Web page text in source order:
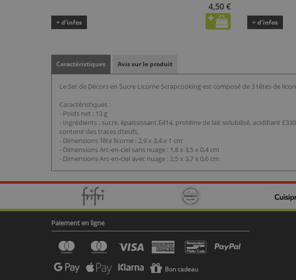
4,50 €
+ d’infos + d’infos
Caractéristiques Avis sur le produit
Le Set de Décors en Sucre Licorne Scrapcooking est composé de 3 têtes de
Caractéristiques :
- Poids net : 13 g
- Ingrédients : sucre, épaississant E414, protéine de lait solubilisé, acidifiant
contenir des traces d’œufs.
- Dimensions Tête licorne : 2,9 x 3,4 x 1 cm
- Dimensions Arc-en-ciel sans nuage : 1,8 x 3,5 x 0,4 cm
- Dimensions Arc-en-ciel avec nuage : 2,5 x 3,7 x 0,6 cm
Paiement en ligne
Bon cadeau